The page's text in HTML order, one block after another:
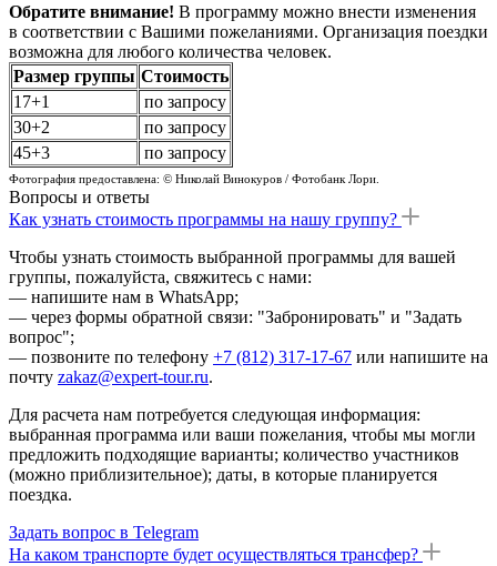
Обратите внимание! В программу можно внести изменения
в соответствии с Вашими пожеланиями. Организация поездки
возможна для любого количества человек.
Размер группы Стоимость
17+1
по запросу
30+2
по запросу
45+3
по запросу
Фотография предоставлена: © Николай Винокуров / Фотобанк Лори.
Вопросы и ответы
Как узнать стоимость программы на нашу группу?
Чтобы узнать стоимость выбранной программы для вашей
группы, пожалуйста, свяжитесь с нами:
— напишите нам в WhatsApp;
— через формы обратной связи: "Забронировать" и "Задать
вопрос";
— позвоните по телефону +7 (812) 317-17-67 или напишите на
почту zakaz@expert-tour.ru.
Для расчета нам потребуется следующая информация:
выбранная программа или ваши пожелания, чтобы мы могли
предложить подходящие варианты; количество участников
(можно приблизительное); даты, в которые планируется
поездка.
Задать вопрос в Telegram
На каком транспорте будет осуществляться трансфер?